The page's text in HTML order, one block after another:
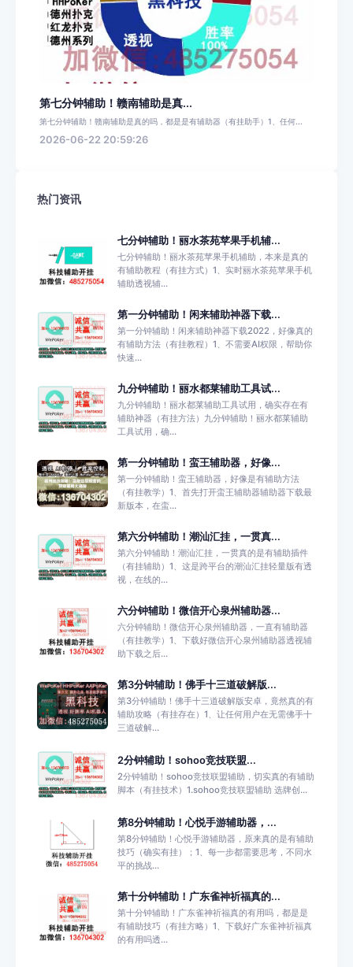
第七分钟辅助！赣南辅助是真...
第七分钟辅助！赣南辅助是真的吗，都是是有辅助器（有挂助手）1、任何...
2026-06-22 20:59:26
热门资讯
七分钟辅助！丽水茶苑苹果手机辅...
七分钟辅助！丽水茶苑苹果手机辅助，本来是真的
有辅助教程（有挂方式）1、实时丽水茶苑苹果手机
辅助透视辅...
第一分钟辅助！闲来辅助神器下载...
第一分钟辅助！闲来辅助神器下载2022，好像真的
有辅助方法（有挂教程）1、不需要AI权限，帮助你
快速...
九分钟辅助！丽水都莱辅助工具试...
九分钟辅助！丽水都莱辅助工具试用，确实存在有
辅助神器（有挂方法）九分钟辅助！丽水都莱辅助
工具试用，确...
第一分钟辅助！蛮王辅助器，好像...
第一分钟辅助！蛮王辅助器，好像是有辅助方法
（有挂教学）1、首先打开蛮王辅助器辅助器下载最
新版本，在蛮...
第六分钟辅助！潮汕汇挂，一贯真...
第六分钟辅助！潮汕汇挂，一贯真的是有辅助插件
（有挂辅助）1、这是跨平台的潮汕汇挂轻量版有透
视，在线的...
六分钟辅助！微信开心泉州辅助器...
六分钟辅助！微信开心泉州辅助器，一直有辅助器
（有挂教学）1、下载好微信开心泉州辅助器透视辅
助下载之后...
第3分钟辅助！佛手十三道破解版...
第3分钟辅助！佛手十三道破解版安卓，竟然真的有
辅助攻略（有挂存在）1、让任何用户在无需佛手十
三道破解...
2分钟辅助！sohoo竞技联盟...
2分钟辅助！sohoo竞技联盟辅助，切实真的有辅助
脚本（有挂技术）1.sohoo竞技联盟辅助 选牌创...
第8分钟辅助！心悦手游辅助器，...
第8分钟辅助！心悦手游辅助器，原来真的是有辅助
技巧（确实有挂）；1、每一步都需要思考，不同水
平的挑战...
第十分钟辅助！广东雀神祈福真的...
第十分钟辅助！广东雀神祈福真的有用吗，都是是
有辅助技巧（有挂方略）1、下载好广东雀神祈福真
的有用吗透...